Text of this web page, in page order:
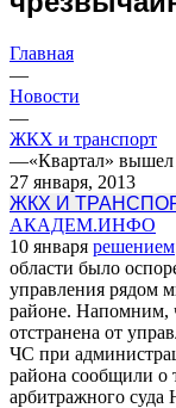
Главная
—
Новости
—
ЖКХ и транспорт
—«Квартал»
27 января, 2013
ЖКХ И
АКАДЕМ.ИНФО
10 января решением
области было
управления рядом
районе. Напомним,
отстранена от
ЧС при
района сообщили о
арбитражного